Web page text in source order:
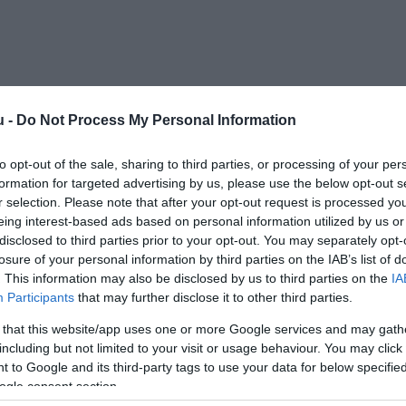
- Do Not Process My Personal Information
opt-out of the sale, sharing to third parties, or processing of your
for targeted advertising by us, please use the below opt-out
selection. Please note that after your opt-out request is processed
interest-based ads based on personal information utilized by us
to third parties prior to your opt-out. You may separately
of your personal information by third parties on the IAB’s list of
This information may also be disclosed by us to third parties on the
Participants that may further disclose it to other third parties.
that this website/app uses one or more Google services and may
but not limited to your visit or usage behaviour. You may
to Google and its third-party tags to use your data for below
consent section.
Mutass többet
Parkoló
megvalósulása. Két egyéniség, egy szállodás-
Nagy Ágnes és Szikora Imre álma kelt életre, akik 12
legnagyobb kalandjába a Rosinante Fogadó
azoknak, akik ismerik egy családias, stílusos